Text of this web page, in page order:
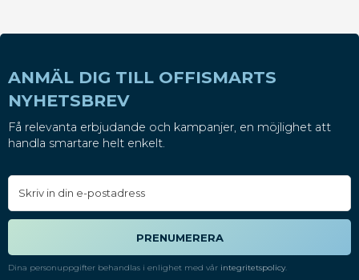
ANMÄL DIG TILL OFFISMARTS
NYHETSBREV
Få relevanta erbjudande och kampanjer, en möjlighet att
handla smartare helt enkelt.
PRENUMERERA
Dina personuppgifter behandlas i enlighet med vår integritetspolicy.